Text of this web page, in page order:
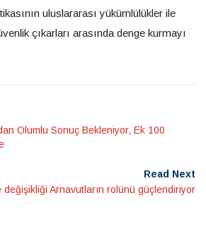
uluslararası yükümlülükler ile
çıkarları arasında denge kurmayı
Olumlu Sonuç Bekleniyor, Ek 100
Read Next
değişikliği Arnavutların rolünü güçlendiriyor